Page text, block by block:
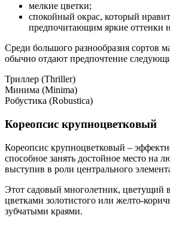
мелкие цветки;
спокойный окрас, который
предпочитающим яркие оттенки
Среди большого разнообразия сортов
обычно отдают предпочтение
Триллер (Thriller)
Минима (Minima)
Робустика (Robustica)
Кореопсис крупноцветковый
Кореопсис крупноцветковый –
способное занять достойное место на
выступив в роли центрального
Этот садовый многолетник, цветущий
цветками золотистого или желто-
зубчатыми краями.